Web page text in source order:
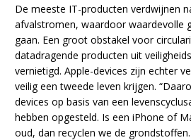
De meeste IT-producten verdwijnen
afvalstromen, waardoor waardevolle
gaan. Een groot obstakel voor
datadragende producten uit
vernietigd. Apple-devices zijn echter
veilig een tweede leven krijgen.
devices op basis van een
hebben opgesteld. Is een iPhone of
oud, dan recyclen we de